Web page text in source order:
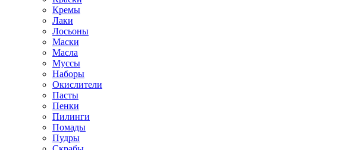
Кремы
Лаки
Лосьоны
Маски
Масла
Муссы
Наборы
Окислители
Пасты
Пенки
Пилинги
Помады
Пудры